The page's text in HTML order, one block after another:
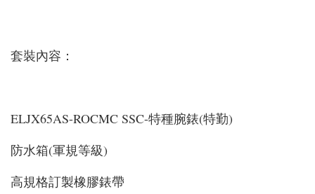
套裝內容：
ELJX65AS-ROCMC SSC-特種腕錶(特勤)
防水箱(軍規等級)
高規格訂製橡膠錶帶